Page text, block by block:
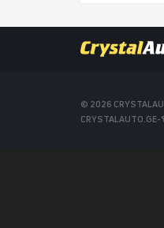
© 2026